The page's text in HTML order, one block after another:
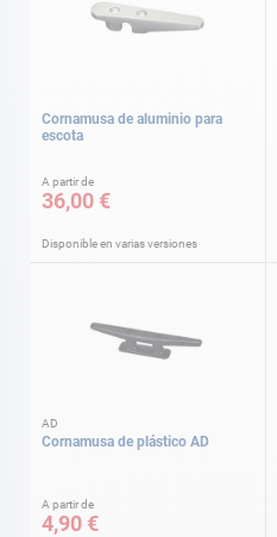
Cornamusa de aluminio para
escota
A partir de
36,00 €
Disponible en varias versiones
AD
Cornamusa de plástico AD
A partir de
4,90 €